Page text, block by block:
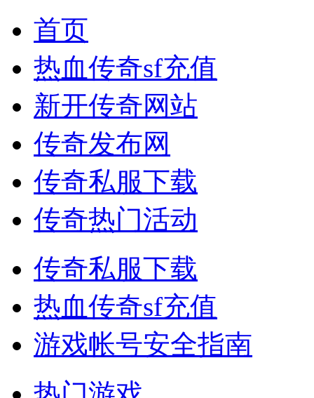
首页
热血传奇sf充值
新开传奇网站
传奇发布网
传奇私服下载
传奇热门活动
传奇私服下载
热血传奇sf充值
游戏帐号安全指南